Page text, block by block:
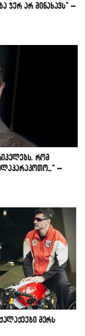
ჯერ არ მინახავს” –
რომ
–
მერს